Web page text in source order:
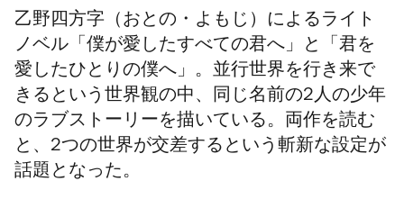
乙野四方字（おとの・よもじ）によるライト
ノベル「僕が愛したすべての君へ」と「君を
愛したひとりの僕へ」。 並行世界を行き来で
きるという世界観の中、同じ名前の2人の少年
のラブストーリーを描いている。両作を読む
と、2つの世界が交差するという斬新な設定が
話題となった。